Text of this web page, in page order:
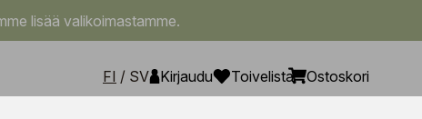
lisää valikoimastamme.
FI / SV Kirjaudu Toivelista Ostoskori